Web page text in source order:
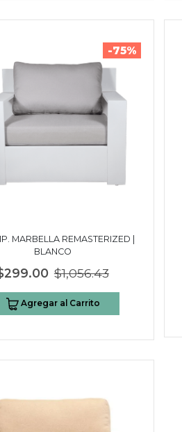
-75%
MARBELLA REMASTERIZED |
BLANCO
$1,056.43
Agregar al Carrito